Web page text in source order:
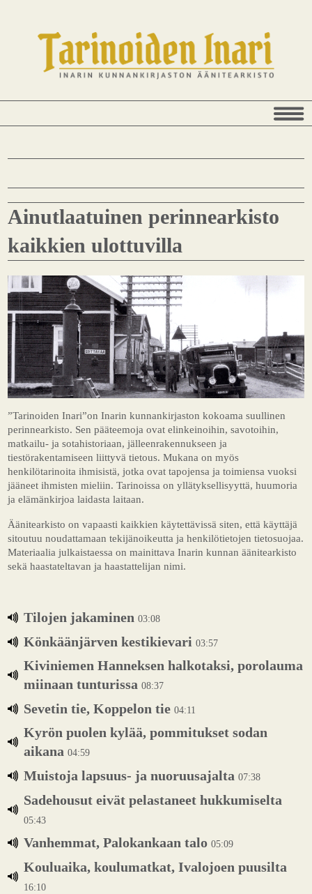
Ainutlaatuinen perinnearkisto
kaikkien ulottuvilla
”Tarinoiden Inari”on Inarin kunnankirjaston kokoama suullinen
perinnearkisto. Sen pääteemoja ovat elinkeinoihin, savotoihin,
matkailu- ja sotahistoriaan, jälleenrakennukseen ja
tiestörakentamiseen liittyvä tietous. Mukana on myös
henkilötarinoita ihmisistä, jotka ovat tapojensa ja toimiensa vuoksi
jääneet ihmisten mieliin. Tarinoissa on yllätyksellisyyttä, huumoria
ja elämänkirjoa laidasta laitaan.
Äänitearkisto on vapaasti kaikkien käytettävissä siten, että käyttäjä
sitoutuu noudattamaan tekijänoikeutta ja henkilötietojen tietosuojaa.
Materiaalia julkaistaessa on mainittava Inarin kunnan äänitearkisto
sekä haastateltavan ja haastattelijan nimi.
Tilojen jakaminen 03:08
Könkäänjärven kestikievari 03:57
Kiviniemen Hanneksen halkotaksi, porolauma
miinaan tunturissa 08:37
Sevetin tie, Koppelon tie 04:11
Kyrön puolen kylää, pommitukset sodan
aikana 04:59
Muistoja lapsuus- ja nuoruusajalta 07:38
Sadehousut eivät pelastaneet hukkumiselta
05:43
Vanhemmat, Palokankaan talo 05:09
Kouluaika, koulumatkat, Ivalojoen puusilta
16:10